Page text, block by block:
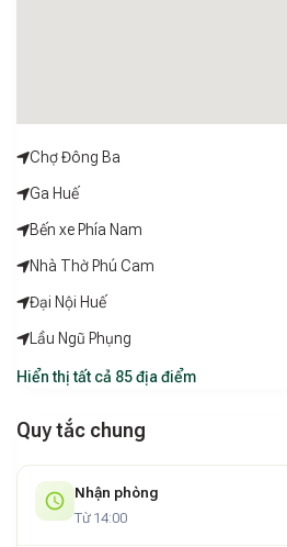
Chợ Đông Ba
Ga Huế
Bến xe Phía Nam
Nhà Thờ Phú Cam
Đại Nội Huế
Lầu Ngũ Phụng
Hiển thị tất cả 85 địa điểm
Quy tắc chung
Nhận phòng
Từ 14:00